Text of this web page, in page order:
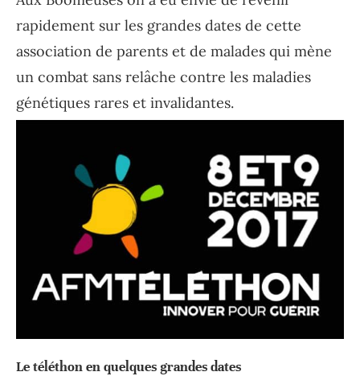
rapidement sur les grandes dates de cette
association de parents et de malades qui mène
un combat sans relâche contre les maladies
génétiques rares et invalidantes.
Le téléthon en quelques grandes dates